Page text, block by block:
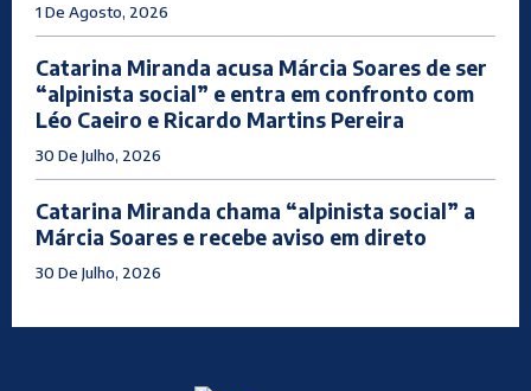
1 De Agosto, 2026
Catarina Miranda acusa Márcia Soares de ser
“alpinista social” e entra em confronto com
Léo Caeiro e Ricardo Martins Pereira
30 De Julho, 2026
Catarina Miranda chama “alpinista social” a
Márcia Soares e recebe aviso em direto
30 De Julho, 2026